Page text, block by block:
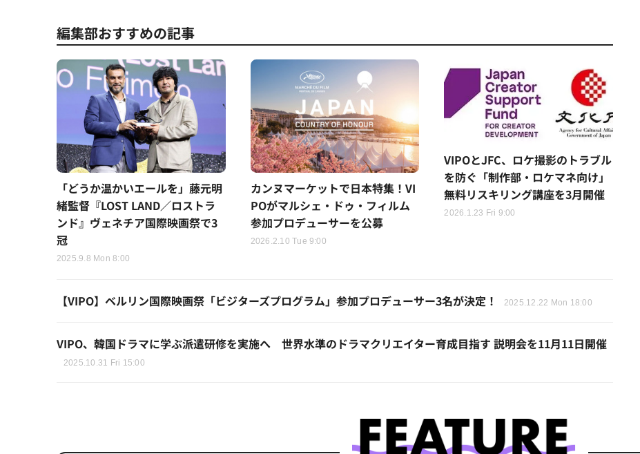
編集部おすすめの記事
「どうか温かいエールを」藤元明
緒監督『LOST LAND／ロストラ
ンド』ヴェネチア国際映画祭で3
冠
2025.9.8 Mon 8:00
カンヌマーケットで日本特集！VI
POがマルシェ・ドゥ・フィルム
参加プロデューサーを公募
2026.2.10 Tue 9:00
VIPOとJFC、ロケ撮影のトラブル
を防ぐ「制作部・ロケマネ向け」
無料リスキリング講座を3月開催
2026.1.23 Fri 9:00
【VIPO】ベルリン国際映画祭「ビジターズプログラム」参加プロデューサー3名が決定！ 2025.12.22 Mon 18:00
VIPO、韓国ドラマに学ぶ派遣研修を実施へ 世界水準のドラマクリエイター育成目指す 説明会を11月11日開催
2025.10.31 Fri 15:00